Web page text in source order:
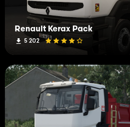
Renault Kerax Pack
5 202